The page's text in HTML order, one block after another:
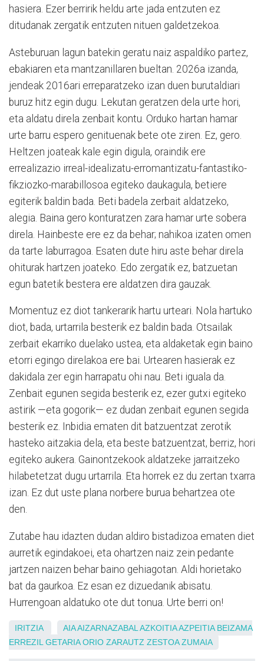
hasiera. Ezer berririk heldu arte jada entzuten ez
ditudanak zergatik entzuten nituen galdetzekoa.
Asteburuan lagun batekin geratu naiz aspaldiko partez,
ebakiaren eta mantzanillaren bueltan. 2026a izanda,
jendeak 2016ari erreparatzeko izan duen burutaldiari
buruz hitz egin dugu. Lekutan geratzen dela urte hori,
eta aldatu direla zenbait kontu. Orduko hartan hamar
urte barru espero genituenak bete ote ziren. Ez, gero.
Heltzen joateak kale egin digula, oraindik ere
errealizazio irreal-idealizatu-erromantizatu-fantastiko-
fikziozko-marabillosoa egiteko daukagula, betiere
egiterik baldin bada. Beti badela zerbait aldatzeko,
alegia. Baina gero konturatzen zara hamar urte sobera
direla. Hainbeste ere ez da behar; nahikoa izaten omen
da tarte laburragoa. Esaten dute hiru aste behar direla
ohiturak hartzen joateko. Edo zergatik ez, batzuetan
egun batetik bestera ere aldatzen dira gauzak.
Momentuz ez diot tankerarik hartu urteari. Nola hartuko
diot, bada, urtarrila besterik ez baldin bada. Otsailak
zerbait ekarriko duelako ustea, eta aldaketak egin baino
etorri egingo direlakoa ere bai. Urtearen hasierak ez
dakidala zer egin harrapatu ohi nau. Beti iguala da.
Zenbait egunen segida besterik ez, ezer gutxi egiteko
astirik —eta gogorik— ez dudan zenbait egunen segida
besterik ez. Inbidia ematen dit batzuentzat zerotik
hasteko aitzakia dela, eta beste batzuentzat, berriz, hori
egiteko aukera. Gainontzekook aldatzeke jarraitzeko
hilabetetzat dugu urtarrila. Eta horrek ez du zertan txarra
izan. Ez dut uste plana norbere burua behartzea ote
den.
Zutabe hau idazten dudan aldiro bistadizoa ematen diet
aurretik egindakoei, eta ohartzen naiz zein pedante
jartzen naizen behar baino gehiagotan. Aldi horietako
bat da gaurkoa. Ez esan ez dizuedanik abisatu.
Hurrengoan aldatuko ote dut tonua. Urte berri on!
IRITZIA AIAAIZARNAZABALAZKOITIAAZPEITIA BEIZAMA
ERREZIL GETARIA ORIO ZARAUTZ ZESTOA ZUMAIA